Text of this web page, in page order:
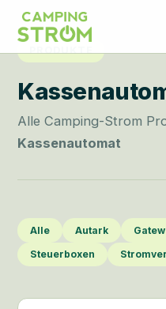
PRODUKTE
Alle Camping-Strom
Kassenautomat
Alle Autark
Steuerboxen